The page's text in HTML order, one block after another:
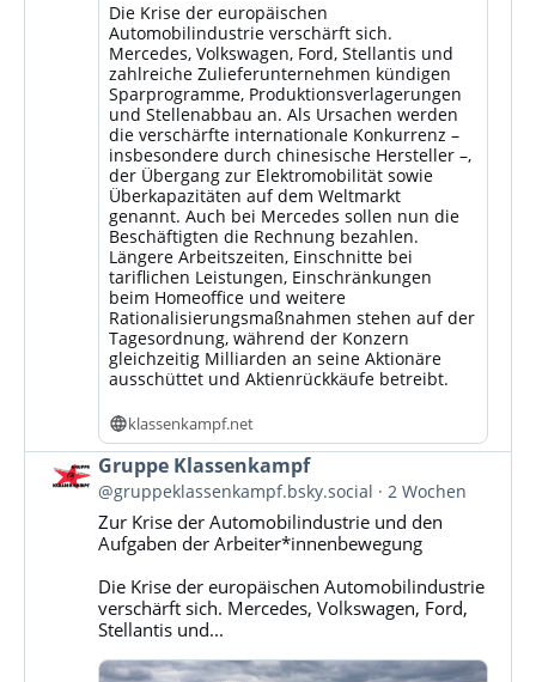
Die Krise der europäischen
Automobilindustrie verschärft sich.
Mercedes, Volkswagen, Ford, Stellantis und
zahlreiche Zulieferunternehmen kündigen
Sparprogramme, Produktionsverlagerungen
und Stellenabbau an. Als Ursachen werden
die verschärfte internationale Konkurrenz –
insbesondere durch chinesische Hersteller –,
der Übergang zur Elektromobilität sowie
Überkapazitäten auf dem Weltmarkt
genannt. Auch bei Mercedes sollen nun die
Beschäftigten die Rechnung bezahlen.
Längere Arbeitszeiten, Einschnitte bei
tariflichen Leistungen, Einschränkungen
beim Homeoffice und weitere
Rationalisierungsmaßnahmen stehen auf der
Tagesordnung, während der Konzern
gleichzeitig Milliarden an seine Aktionäre
ausschüttet und Aktienrückkäufe betreibt.
klassenkampf.net
Beitrag
von
Gruppe
Klassenkampf
Bluesky
ansehen
Gruppe Klassenkampf
@gruppeklassenkampf.bsky.social 2 Wochen
Zur Krise der Automobilindustrie und den
Aufgaben der Arbeiter*innenbewegung
Die Krise der europäischen Automobilindustrie
verschärft sich. Mercedes, Volkswagen, Ford,
Stellantis und...